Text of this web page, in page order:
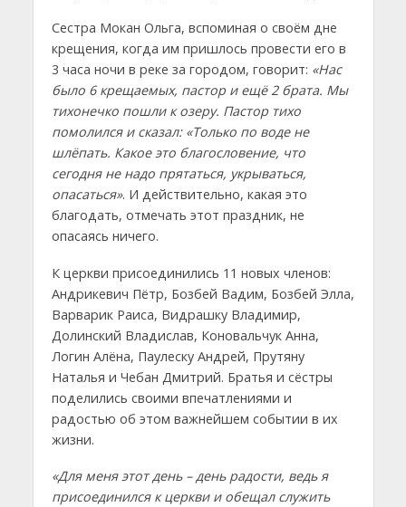
Сестра Мокан Ольга, вспоминая о своём дне
крещения, когда им пришлось провести его в
3 часа ночи в реке за городом, говорит: «Нас
было 6 крещаемых, пастор и ещё 2 брата. Мы
тихонечко пошли к озеру. Пастор тихо
помолился и сказал: «Только по воде не
шлёпать. Какое это благословение, что
сегодня не надо прятаться, укрываться,
опасаться». И действительно, какая это
благодать, отмечать этот праздник, не
опасаясь ничего.
К церкви присоединились 11 новых членов:
Андрикевич Пётр, Бозбей Вадим, Бозбей Элла,
Варварик Раиса, Видрашку Владимир,
Долинский Владислав, Коновальчук Анна,
Логин Алёна, Паулеску Андрей, Прутяну
Наталья и Чебан Дмитрий. Братья и сёстры
поделились своими впечатлениями и
радостью об этом важнейшем событии в их
жизни.
«Для меня этот день – день радости, ведь я
присоединился к церкви и обещал служить